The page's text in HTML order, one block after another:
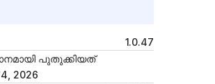
1.0.47
പുതുക്കിയത്
2026